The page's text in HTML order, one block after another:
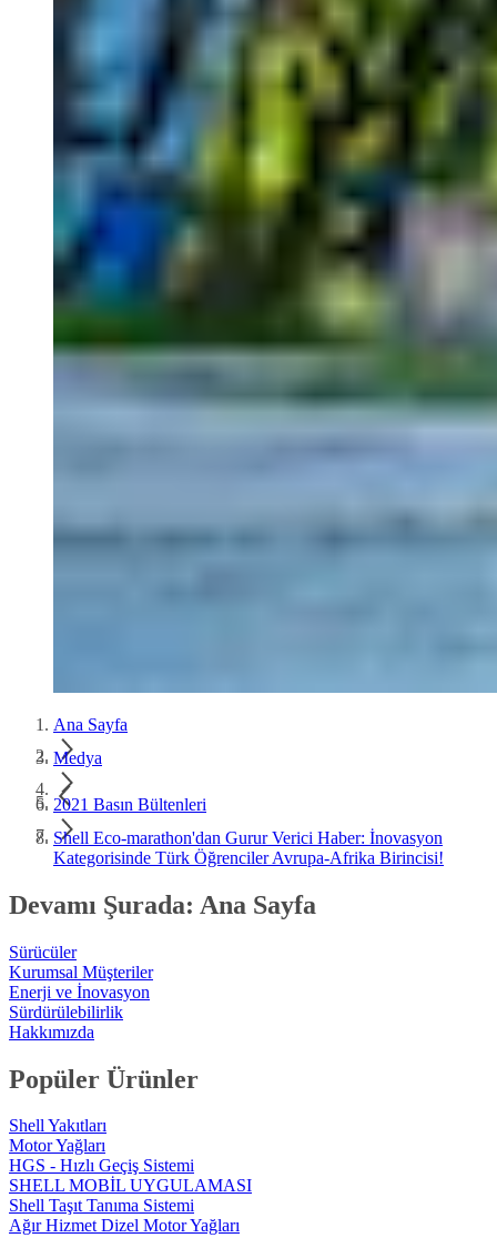
Ana Sayfa
Medya
2021 Basın Bültenleri
Shell Eco-marathon'dan Gurur Verici Haber: İnovasyon
Kategorisinde Türk Öğrenciler Avrupa-Afrika Birincisi!
Devamı Şurada: Ana Sayfa
Sürücüler
Kurumsal Müşteriler
Enerji ve İnovasyon
Sürdürülebilirlik
Hakkımızda
Popüler Ürünler
Shell Yakıtları
Motor Yağları
HGS - Hızlı Geçiş Sistemi
SHELL MOBİL UYGULAMASI
Shell Taşıt Tanıma Sistemi
Ağır Hizmet Dizel Motor Yağları